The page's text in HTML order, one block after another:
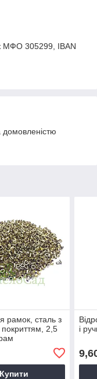
МФО 305299, IBAN
домовленістю
рамок, сталь з
2,5
Купити
і